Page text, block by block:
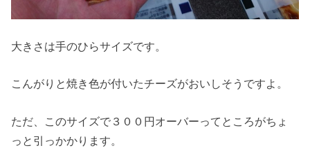
大きさは手のひらサイズです。
こんがりと焼き色が付いたチーズがおいしそうですよ。
ただ、このサイズで３００円オーバーってところがちょ
っと引っかかります。